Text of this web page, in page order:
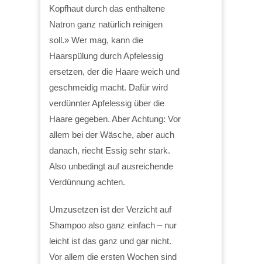
Kopfhaut durch das enthaltene
Natron ganz natürlich reinigen
soll.» Wer mag, kann die
Haarspülung durch Apfelessig
ersetzen, der die Haare weich und
geschmeidig macht. Dafür wird
verdünnter Apfelessig über die
Haare gegeben. Aber Achtung: Vor
allem bei der Wäsche, aber auch
danach, riecht Essig sehr stark.
Also unbedingt auf ausreichende
Verdünnung achten.
Umzusetzen ist der Verzicht auf
Shampoo also ganz einfach – nur
leicht ist das ganz und gar nicht.
Vor allem die ersten Wochen sind